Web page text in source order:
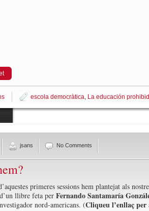
escola democràtica, La educación
jsans No Comments
primeres sessions hem plantejat als
d’un llibre feta per Fernando Santamaría
nord-americans. (Cliqueu l’enllaç